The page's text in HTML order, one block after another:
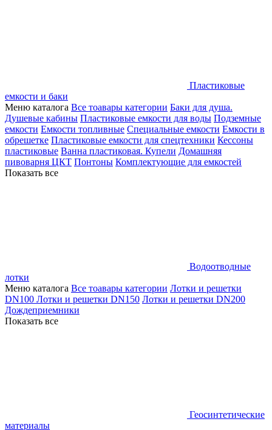
Пластиковые
емкости и баки
Меню каталога Все тоавары категории Баки для душа.
Душевые кабины Пластиковые емкости для воды Подземные
емкости Емкости топливные Специальные емкости Емкости в
обрешетке Пластиковые емкости для спецтехники Кессоны
пластиковые Ванна пластиковая. Купели Домашняя
пивоварня ЦКТ Понтоны Комплектующие для емкостей
Показать все
Водоотводные
лотки
Меню каталога Все тоавары категории Лотки и решетки
DN100 Лотки и решетки DN150 Лотки и решетки DN200
Дождеприемники
Показать все
Геосинтетические
материалы